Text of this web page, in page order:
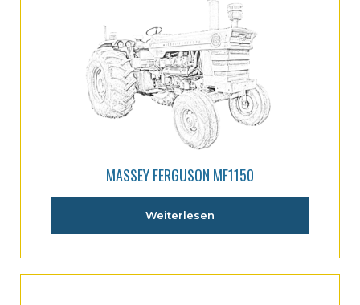
MASSEY FERGUSON MF1150
Weiterlesen